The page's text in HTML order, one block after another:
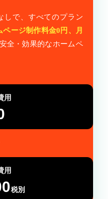
しで、すべてのプラン
ページ制作料金0円、月
全・効果的なホームペ
用
用
税別